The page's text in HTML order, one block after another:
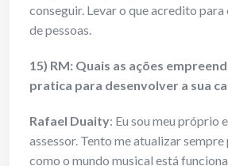
conseguir. Levar o que acredito
de pessoas.
15) RM: Quais as ações
pratica para desenvolver a sua
Rafael Duaity: Eu sou meu próprio
assessor. Tento me atualizar
como o mundo musical está